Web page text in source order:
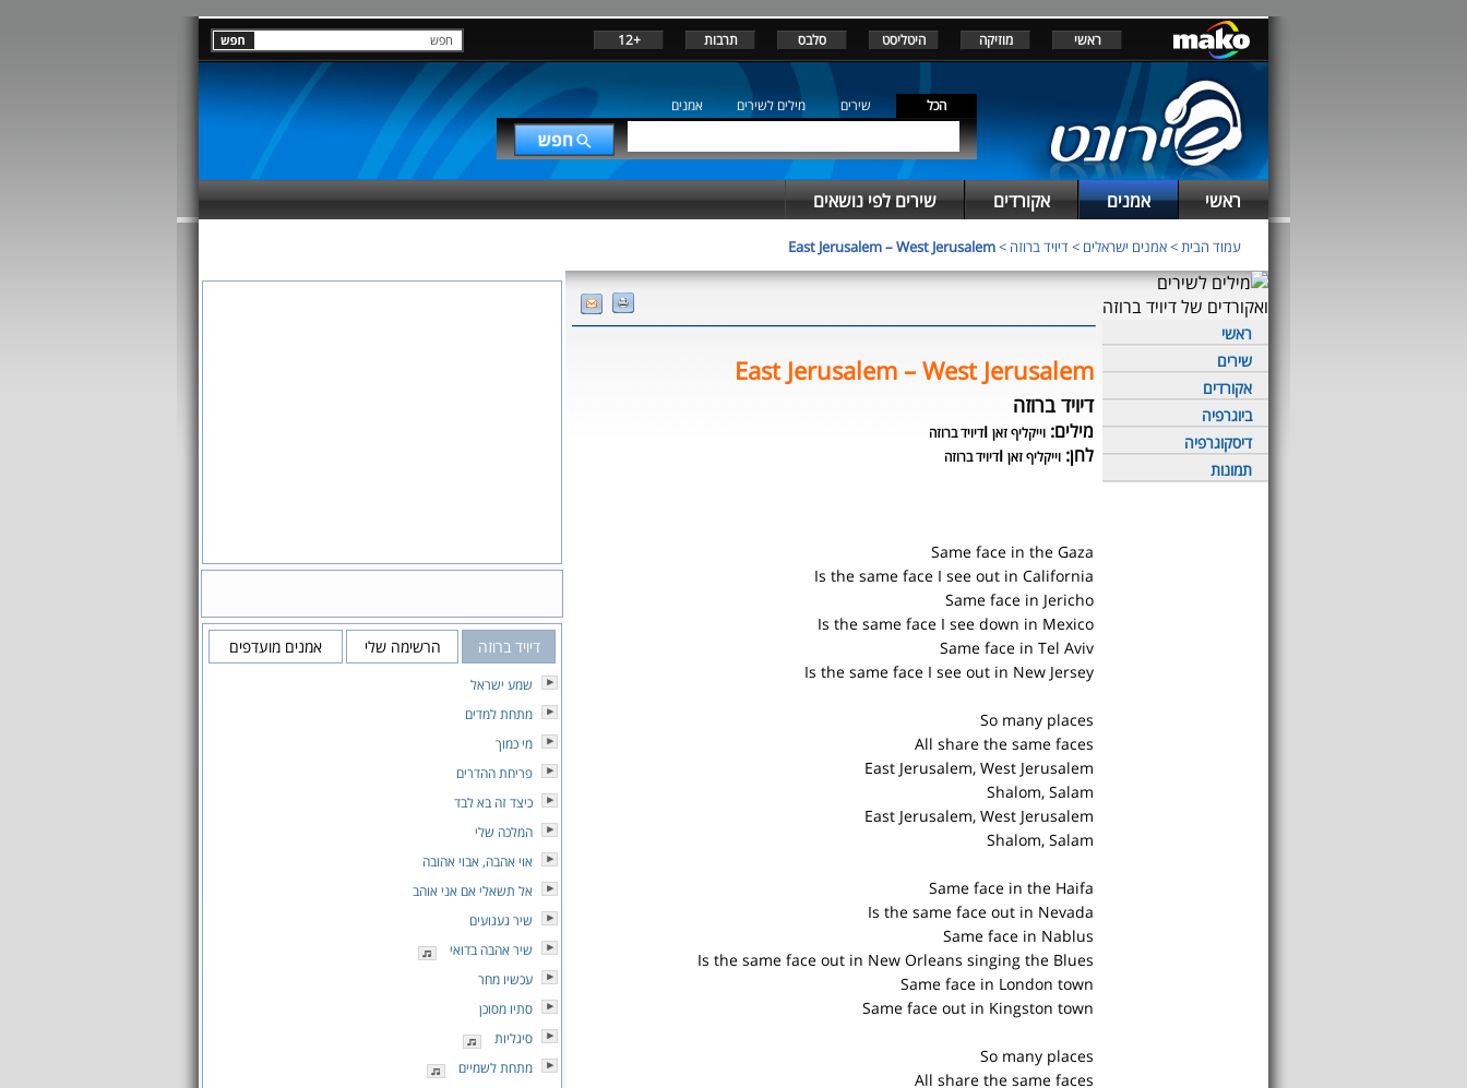
ראשי מוזיקה היטליסט סלבס תרבות +12
הכל שירים מילים לשירים אמנים
ראשי אמנים אקורדים שירים לפי נושאים
עמוד הבית>אמנים ישראלים >דיויד ברוזה >
East Jerusalem – West Jerusalem
ראשי
שירים
אקורדים
ביוגרפיה
דיסקוגרפיה
תמונות
East Jerusalem – West Jerusalem
דיויד ברוזה
מילים: וייקליף זאן ודיויד ברוזה
לחן: וייקליף זאן ודיויד ברוזה
Same face in the Gaza
Is the same face I see out in California
Same face in Jericho
Is the same face I see down in Mexico
Same face in Tel Aviv
Is the same face I see out in New Jersey
So many places
All share the same faces
East Jerusalem, West Jerusalem
Shalom, Salam
East Jerusalem, West Jerusalem
Shalom, Salam
Same face in the Haifa
Is the same face out in Nevada
Same face in Nablus
Is the same face out in New Orleans singing the Blues
Same face in London town
Same face out in Kingston town
So many places
All share the same faces
דיויד ברוזה הרשימה שלי אמנים מועדפים
שמע ישראל
מתחת למדים
מי כמוך
פריחת ההדרים
כיצד זה בא לבד
המלכה שלי
אוי אהבה, אבוי אהובה
אל תשאלי אם אני אוהב
שיר געגועים
שיר אהבה בדואי
עכשיו מחר
סתיו מסוכן
סיגליות
מתחת לשמיים